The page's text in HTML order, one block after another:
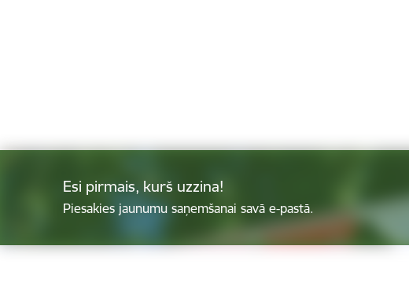
Esi pirmais, kurš uzzina!
Piesakies jaunumu saņemšanai savā e-pastā.